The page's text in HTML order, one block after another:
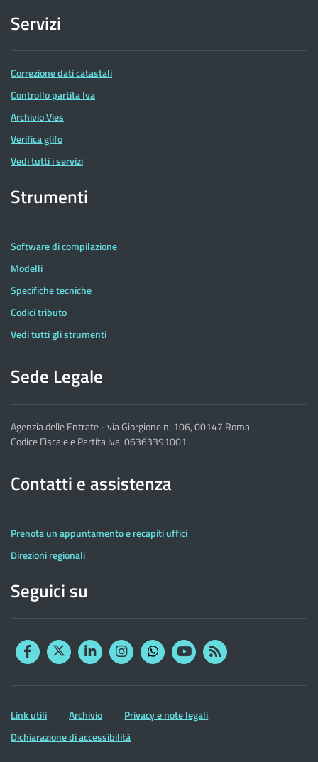
Servizi
Correzione dati catastali
Controllo partita Iva
Archivio Vies
Verifica glifo
Vedi tutti i servizi
Strumenti
Software di compilazione
Modelli
Specifiche tecniche
Codici tributo
Vedi tutti gli strumenti
Sede Legale
Agenzia delle Entrate - via Giorgione n. 106, 00147 Roma
Codice Fiscale e Partita Iva: 06363391001
Contatti e assistenza
Prenota un appuntamento e recapiti uffici
Direzioni regionali
Seguici su
FacebookTwitterLinkedinInstagram
YouTubeRSS
Altre
informazioni
Link utili Archivio
Privacy e note legali
Dichiarazione di accessibilità